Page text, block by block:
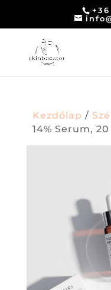
Kezdőlap /
14% Serum,